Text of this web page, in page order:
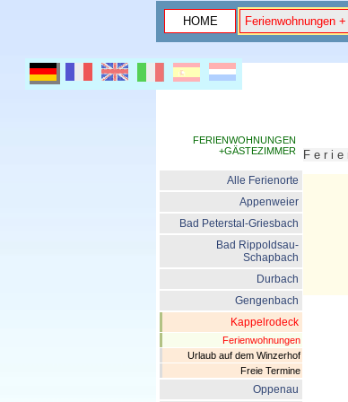
HOME Ferienwohnungen
FERIENWOHNUNGEN
+GÄSTEZIMMER
Alle Ferienorte
Appenweier
Bad Peterstal-Griesbach
Bad Rippoldsau-
Schapbach
Durbach
Gengenbach
Kappelrodeck
Ferienwohnungen
Urlaub auf dem Winzerhof
Freie Termine
Oppenau
F e r i